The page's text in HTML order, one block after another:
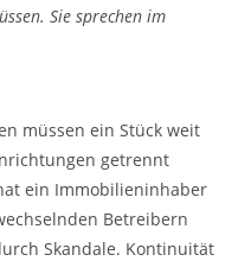
Sie sprechen im
müssen ein Stück weit
getrennt
ein Immobilieninhaber
Betreibern
Skandale. Kontinuität